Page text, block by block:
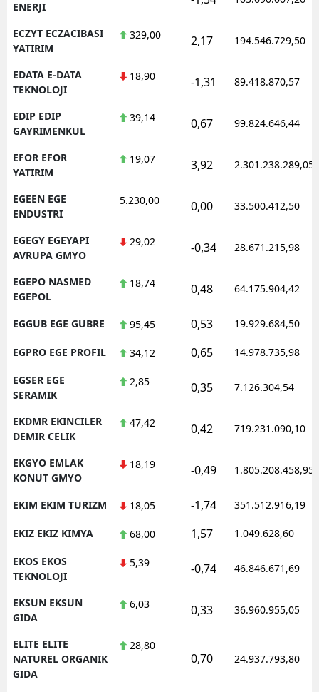
ENERJI
ECZYT ECZACIBASI
YATIRIM
329,00 2,17 194.546.729,50
EDATA E-DATA
TEKNOLOJI
18,90 -1,31 89.418.870,57
EDIP EDIP
GAYRIMENKUL
39,14 0,67 99.824.646,44
EFOR EFOR
YATIRIM
19,07 3,92 2.301.238.289,05
EGEEN EGE
ENDUSTRI
5.230,00 0,00 33.500.412,50
EGEGY EGEYAPI
AVRUPA GMYO
29,02 -0,34 28.671.215,98
EGEPO NASMED
EGEPOL
18,74 0,48 64.175.904,42
EGGUB EGE GUBRE 95,45 0,53 19.929.684,50
EGPRO EGE PROFIL 34,12 0,65 14.978.735,98
EGSER EGE
SERAMIK
2,85 0,35 7.126.304,54
EKDMR EKINCILER
DEMIR CELIK
47,42 0,42 719.231.090,10
EKGYO EMLAK
KONUT GMYO
18,19 -0,49 1.805.208.458,95
EKIM EKIM TURIZM 18,05 -1,74 351.512.916,19
EKIZ EKIZ KIMYA 68,00 1,57 1.049.628,60
EKOS EKOS
TEKNOLOJI
5,39 -0,74 46.846.671,69
EKSUN EKSUN
GIDA
6,03 0,33 36.960.955,05
ELITE ELITE
NATUREL ORGANIK
GIDA
28,80
0,70 24.937.793,80